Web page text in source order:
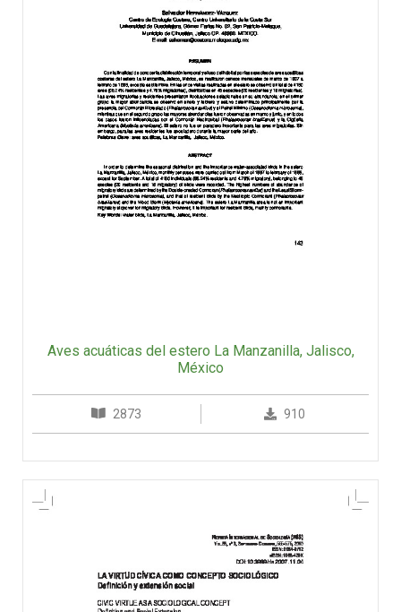
Aves acuáticas del estero La Manzanilla, Jalisco,
México
2873 910